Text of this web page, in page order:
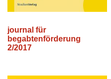
journal für
begabtenförderung
2/2017